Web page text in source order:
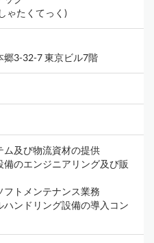
ゃたくてっく)
郷3-32-7 東京ビル7階
ム及び物流資材の提供
備のエンジニアリング及び販
フトメンテナンス業務
ハンドリング設備の導入コン